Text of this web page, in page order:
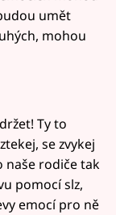
umět
mohou
Ty to
se zvykej
naše rodiče tak
pomocí slz,
emocí pro ně